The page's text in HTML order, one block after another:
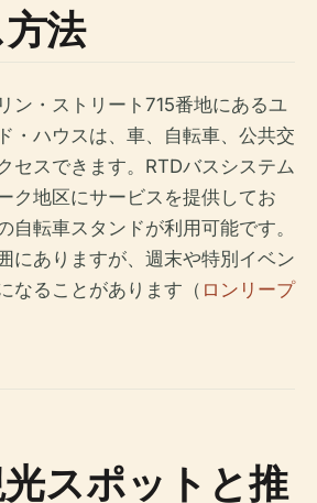
法
ン・ストリート715番地にあるユ
・ハウスは、車、自転車、公共交
セスできます。RTDバスシステム
ク地区にサービスを提供してお
自転車スタンドが利用可能です。
にありますが、週末や特別イベン
なることがあります（ ロンリープ
スポットと推